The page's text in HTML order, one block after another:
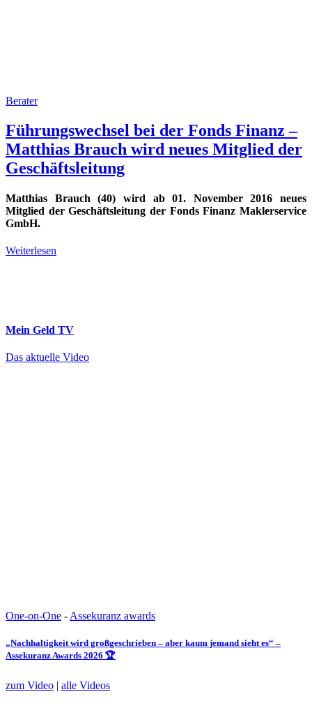
Berater
Führungswechsel bei der Fonds Finanz –
Matthias Brauch wird neues Mitglied der
Geschäftsleitung
Matthias Brauch (40) wird ab 01. November 2016 neues
Mitglied der Geschäftsleitung der Fonds Finanz Maklerservice
GmbH.
Weiterlesen
Mein Geld TV
Das aktuelle Video
One-on-One - Assekuranz awards
„Nachhaltigkeit wird großgeschrieben – aber kaum jemand sieht es“ –
Assekuranz Awards 2026 🏆
zum Video | alle Videos